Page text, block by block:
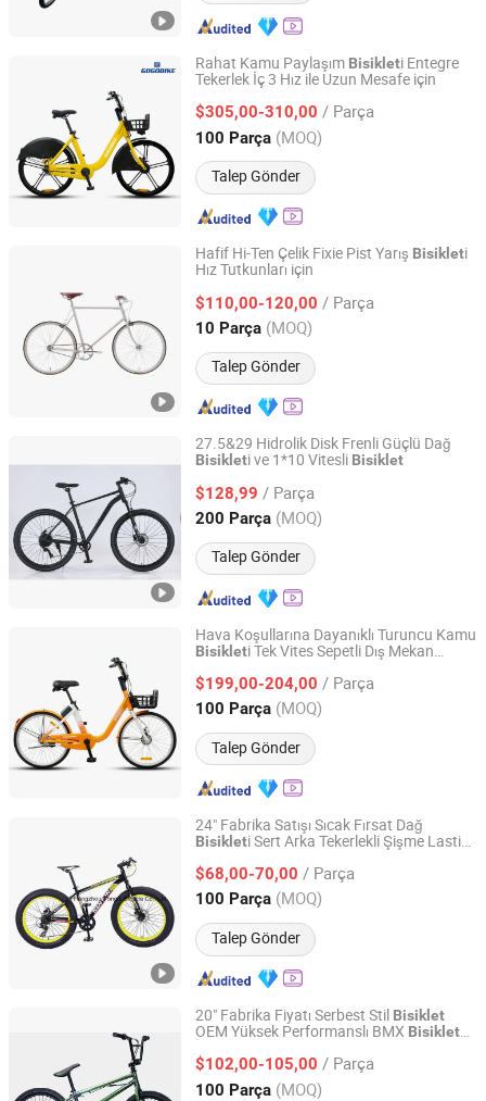
Rahat Kamu Paylaşım Bisikleti Entegre
Tekerlek İç 3 Hız ile Uzun Mesafe için
$305,00-310,00 / Parça
100 Parça (MOQ)
Talep Gönder
Tianjin Yuandong Lanjian Technology Co., Ltd.
Tianjin, China Fiyat 2026
Hafif Hi-Ten Çelik Fixie Pist Yarış Bisikleti
Hız Tutkunları için
$110,00-120,00 / Parça
10 Parça (MOQ)
Talep Gönder
Wuxi Jiangding Trading Co., Ltd
Jiangsu, China Fiyat 2023
27.5&29 Hidrolik Disk Frenli Güçlü Dağ
Bisikleti ve 1*10 Vitesli Bisiklet
$128,99 / Parça
200 Parça (MOQ)
Talep Gönder
Tianjin Sihaihengtong Bicycle Co., Ltd.
Tianjin, China Fiyat 2017
Hava Koşullarına Dayanıklı Turuncu Kamu
Bisikleti Tek Vites Sepetli Dış Mekan
$199,00-204,00 / Parça
100 Parça (MOQ)
Talep Gönder
Tianjin Yuandong Lanjian Technology Co., Ltd.
Tianjin, China Fiyat 2026
24" Fabrika Satışı Sıcak Fırsat Dağ
Bisikleti Sert Arka Tekerlekli Şişme Lastik
$68,00-70,00 / Parça
100 Parça (MOQ)
Talep Gönder
Hangzhou Yongdi Bicycle Co., Ltd.
Zhejiang, China Fiyat 2013
20" Fabrika Fiyatı Serbest Stil Bisiklet
OEM Yüksek Performanslı BMX Bisiklet
Sokak GençleriBisikleti
$102,00-105,00 / Parça
100 Parça (MOQ)
Hangzhou Yongdi Bicycle Co., Ltd.
Zhejiang, China Fiyat 2013